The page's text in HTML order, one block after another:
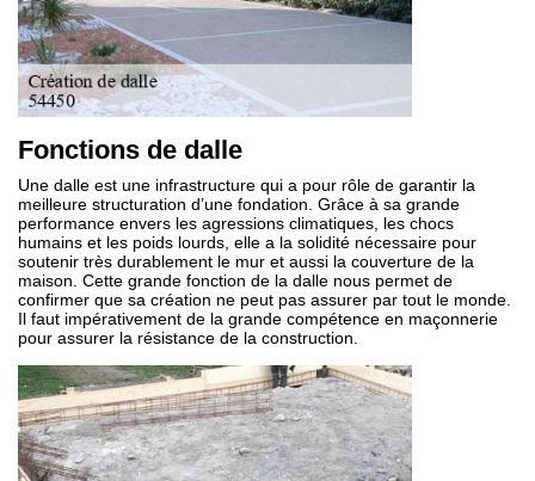
Fonctions de dalle
Une dalle est une infrastructure qui a pour rôle de garantir la
meilleure structuration d’une fondation. Grâce à sa grande
performance envers les agressions climatiques, les chocs
humains et les poids lourds, elle a la solidité nécessaire pour
soutenir très durablement le mur et aussi la couverture de la
maison. Cette grande fonction de la dalle nous permet de
confirmer que sa création ne peut pas assurer par tout le monde.
Il faut impérativement de la grande compétence en maçonnerie
pour assurer la résistance de la construction.